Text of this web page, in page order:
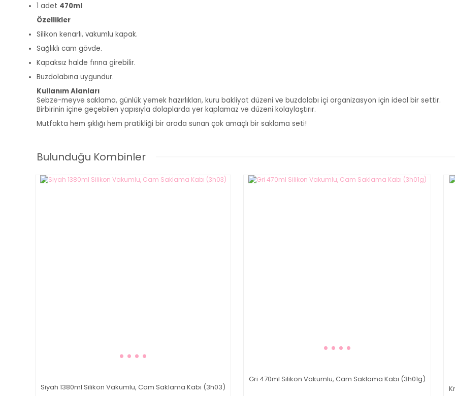
1 adet 470ml
Özellikler
Silikon kenarlı, vakumlu kapak.
Sağlıklı cam gövde.
Kapaksız halde fırına girebilir.
Buzdolabına uygundur.
Kullanım Alanları
Sebze-meyve saklama, günlük yemek hazırlıkları, kuru bakliyat düzeni ve buzdolabı içi organizasyon için ideal bir settir.
Birbirinin içine geçebilen yapısıyla dolaplarda yer kaplamaz ve düzeni kolaylaştırır.
Mutfakta hem şıklığı hem pratikliği bir arada sunan çok amaçlı bir saklama seti!
Bulunduğu Kombinler
Siyah 1380ml Silikon Vakumlu, Cam Saklama Kabı (3h03)
Gri 470ml Silikon Vakumlu, Cam Saklama Kabı (3h01g)